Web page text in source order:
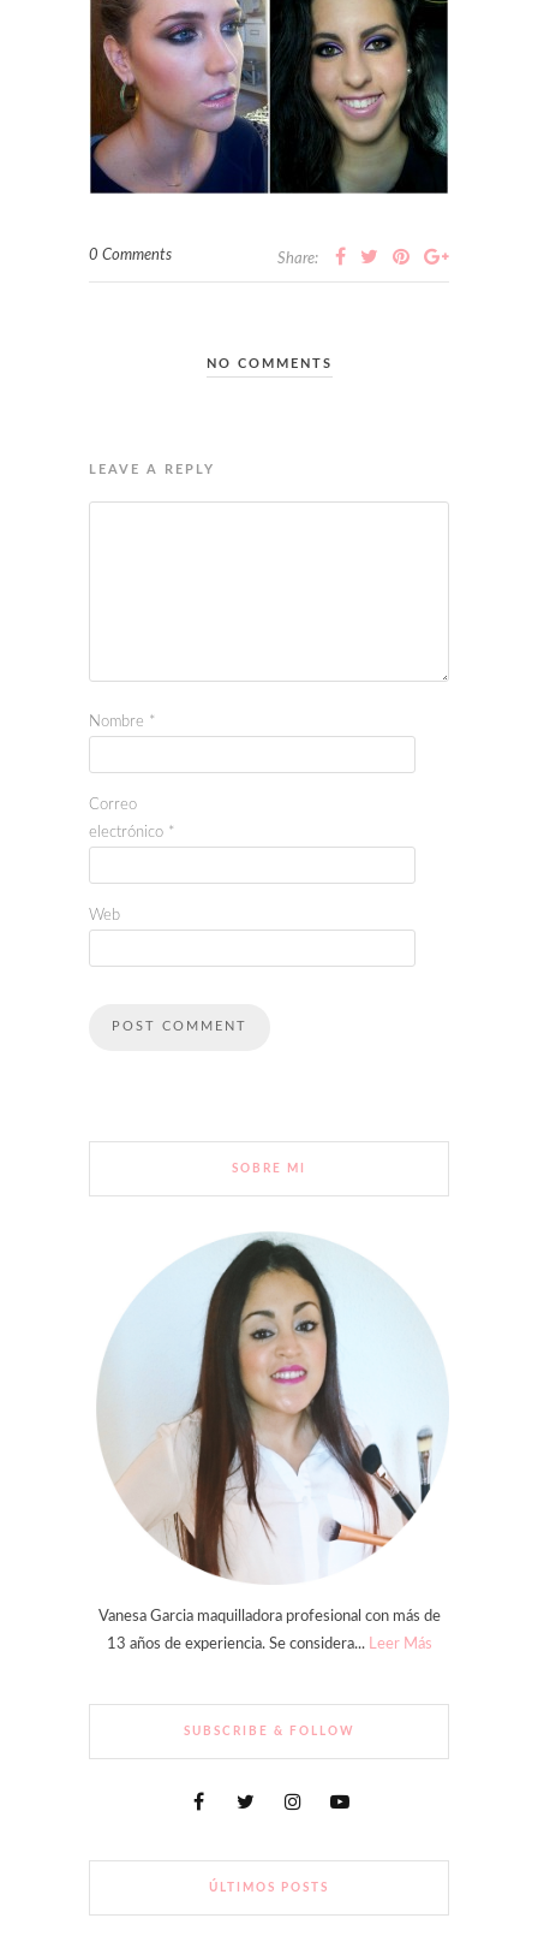
0 Comments Share:
NO COMMENTS
LEAVE A REPLY
Nombre *
Correo
electrónico *
Web
SOBRE MI
Vanesa Garcia maquilladora profesional con más de
13 años de experiencia. Se considera... Leer Más
SUBSCRIBE & FOLLOW
ÚLTIMOS POSTS